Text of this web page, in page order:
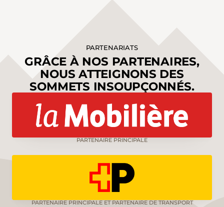
PARTENARIATS
GRÂCE À NOS PARTENAIRES,
NOUS ATTEIGNONS DES
SOMMETS INSOUPÇONNÉS.
PARTENAIRE PRINCIPALE
PARTENAIRE PRINCIPALE ET PARTENAIRE DE TRANSPORT